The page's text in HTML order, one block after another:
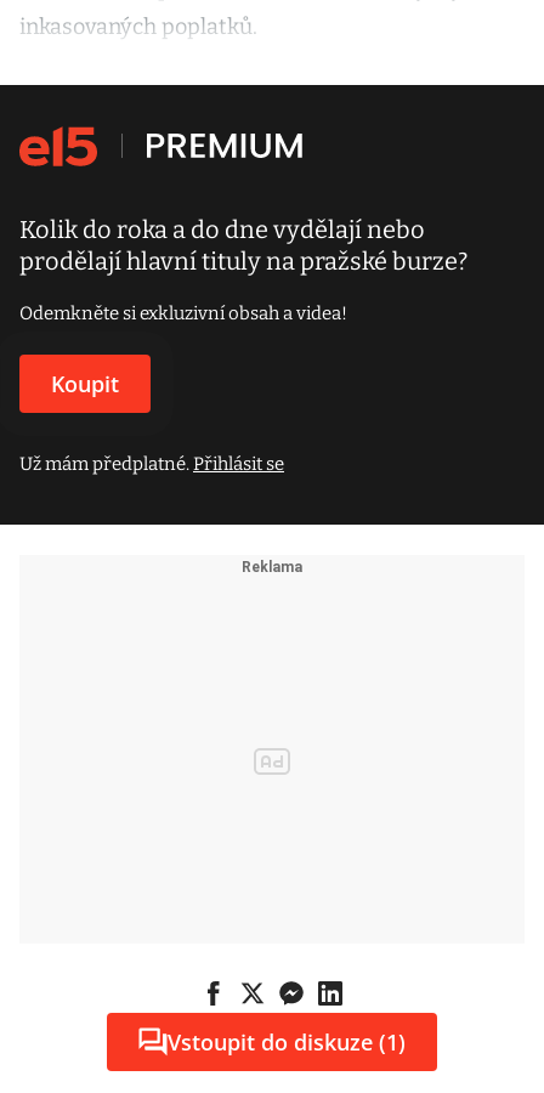
inkasovaných poplatků.
Kolik do roka a do dne vydělají nebo
prodělají hlavní tituly na pražské burze?
Odemkněte si exkluzivní obsah a videa!
Koupit
Už mám předplatné.Přihlásit se
Vstoupit do diskuze (1)